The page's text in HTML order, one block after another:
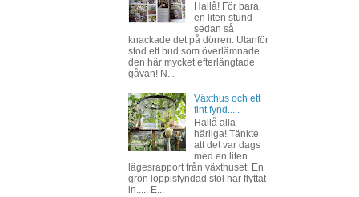
Hallå! För bara
en liten stund
sedan så
knackade det på dörren. Utanför
stod ett bud som överlämnade
den här mycket efterlängtade
gåvan! N...
Växthus och ett
fint fynd.....
Hallå alla
härliga! Tänkte
att det var dags
med en liten
lägesrapport från växthuset. En
grön loppisfyndad stol har flyttat
in..... E...